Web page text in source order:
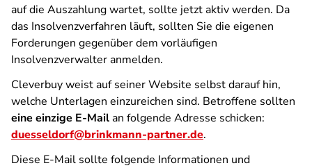
auf die Auszahlung wartet, sollte jetzt aktiv werden. Da
das Insolvenzverfahren läuft, sollten Sie die eigenen
Forderungen gegenüber dem vorläufigen
Insolvenzverwalter anmelden.
Cleverbuy weist auf seiner Website selbst darauf hin,
welche Unterlagen einzureichen sind. Betroffene sollten
eine einzige E-Mailan folgende Adresse schicken:
duesseldorf@brinkmann-partner.de.
Diese E-Mail sollte folgende Informationen und